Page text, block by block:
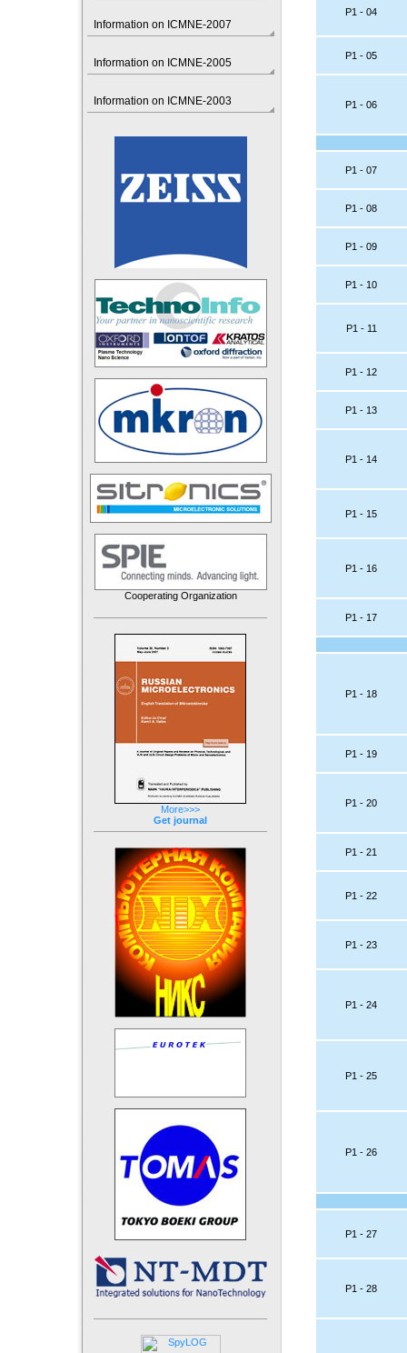
Information on ICMNE-2007
Information on ICMNE-2005
Information on ICMNE-2003
Cooperating Organization
More>>>
Get journal
P1 - 04
P1 - 05
P1 - 06
P1 - 07
P1 - 08
P1 - 09
P1 - 10
P1 - 11
P1 - 12
P1 - 13
P1 - 14
P1 - 15
P1 - 16
P1 - 17
P1 - 18
P1 - 19
P1 - 20
P1 - 21
P1 - 22
P1 - 23
P1 - 24
P1 - 25
P1 - 26
P1 - 27
P1 - 28